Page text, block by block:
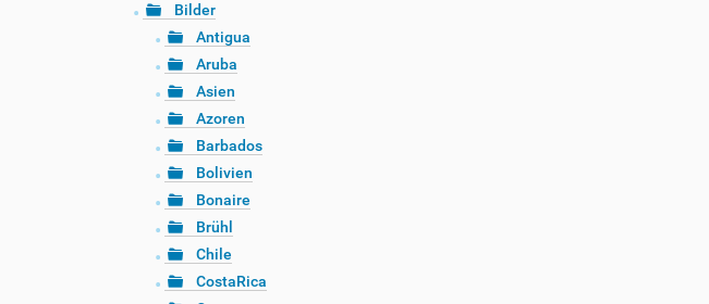
Bilder
Antigua
Aruba
Asien
Azoren
Barbados
Bolivien
Bonaire
Brühl
Chile
CostaRica